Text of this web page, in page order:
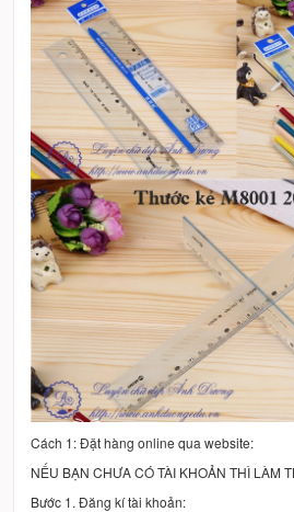
Cách 1: Đặt hàng online qua website:
NẾU BẠN CHƯA CÓ TÀI KHOẢN THÌ LÀM
Bước 1. Đăng kí tài khoản: